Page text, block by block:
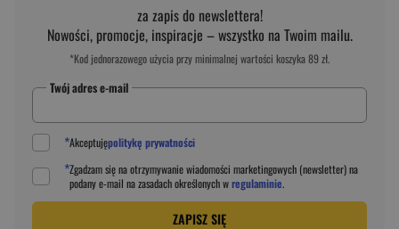
za zapis do newslettera!
Nowości, promocje, inspiracje – wszystko na Twoim mailu.
*Kod jednorazowego użycia przy minimalnej wartości koszyka 89 zł.
Twój adres e-mail
*Akceptujępolitykę prywatności
*Zgadzam się na otrzymywanie wiadomości marketingowych (newsletter) na
podanye-mail na zasadach określonych wregulaminie.
ZAPISZ SIĘ